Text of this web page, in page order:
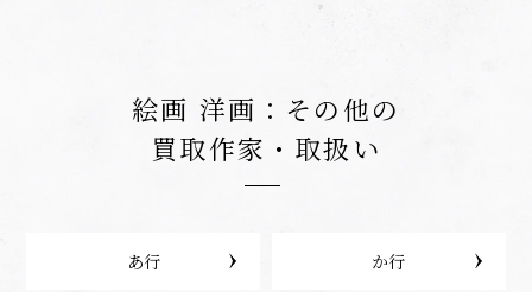
絵画 洋画：その他の
買取作家・取扱い
あ行 か行